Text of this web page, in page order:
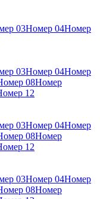
03Номер 04Номер
03Номер 04Номер
08Номер
12
03Номер 04Номер
08Номер
12
03Номер 04Номер
08Номер